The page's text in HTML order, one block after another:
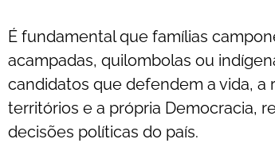
É fundamental que famílias
acampadas, quilombolas ou
candidatos que defendem a vida, a
territórios e a própria Democracia,
decisões políticas do país.